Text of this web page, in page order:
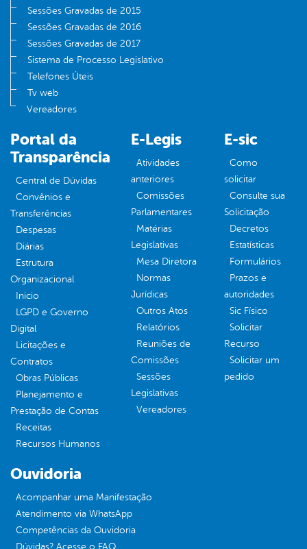
Sessões Gravadas de 2015
Sessões Gravadas de 2016
Sessões Gravadas de 2017
Sistema de Processo Legislativo
Telefones Úteis
Tv web
Vereadores
Portal da
Transparência
Central de Dúvidas
Convênios e
Transferências
Despesas
Diárias
Estrutura
Organizacional
Inicio
LGPD e Governo
Digital
Licitações e
Contratos
Obras Públicas
Planejamento e
Prestação de Contas
Receitas
Recursos Humanos
E-Legis
Atividades
anteriores
Comissões
Parlamentares
Matérias
Legislativas
Mesa Diretora
Normas
Jurídicas
Outros Atos
Relatórios
Reuniões de
Comissões
Sessões
Legislativas
Vereadores
E-sic
Como
solicitar
Consulte sua
Solicitação
Decretos
Estatísticas
Formulários
Prazos e
autoridades
Sic Físico
Solicitar
Recurso
Solicitar um
pedido
Ouvidoria
Acompanhar uma Manifestação
Atendimento via WhatsApp
Competências da Ouvidoria
Dúvidas? Acesse o FAQ